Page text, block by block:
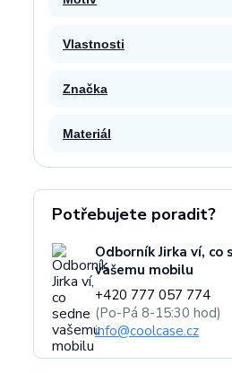
Vlastnosti
Značka
Materiál
Potřebujete poradit?
Odborník Jirka ví, co
vašemu mobilu
+420 777 057 774
(Po-Pá 8-15:30 hod)
info@coolcase.cz